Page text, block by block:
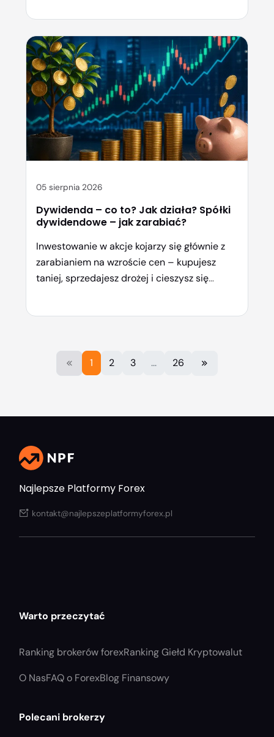
ekspozycji – od ETF-ów, przez kontrakty
CFD, aż po akcje spółek wydobywczych. W
tym poradniku krok po kroku pokazujemy, jak
zacząć, ile to kosztuje […]
05 sierpnia 2026
Dywidenda – co to? Jak działa? Spółki
dywidendowe – jak zarabiać?
Inwestowanie w akcje kojarzy się głównie z
zarabianiem na wzroście cen – kupujesz
taniej, sprzedajesz drożej i cieszysz się
– regularnych wypłatach gotówki, które
spółki przekazują swoim akcjonariuszom.
1 2 3 ... 26
Najlepsze Platformy Forex
kontakt@najlepszeplatformyforex.pl
Warto przeczytać
Ranking brokerów forexRanking Giełd Kryptowalut
O NasFAQ o ForexBlog Finansowy
Polecani brokerzy